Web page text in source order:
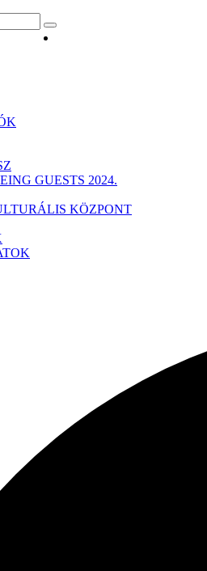
GUESTS 2024.
KÖZPONT